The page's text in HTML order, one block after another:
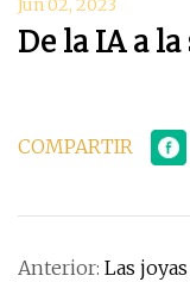
Jun 02, 2023
De la IA a
COMPARTIR
Anterior: Las